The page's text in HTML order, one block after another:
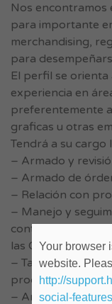
Nos encontramos
para importante
merchandising,
para
El perfil se
experiencia en
preferentemente
graficas u otras
Tendrá a su cargo
– Armado y
– Armado de
– Relación con
– Manejo y
control y
las Ordenes de
– Tareas
producción
– Armado de la
Your browser
website.
http://
social-